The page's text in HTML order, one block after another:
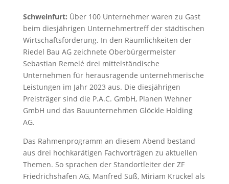
Schweinfurt: Über 100 Unternehmer waren zu Gast
beim diesjährigen Unternehmertreff der städtischen
Wirtschaftsförderung. In den Räumlichkeiten der
Riedel Bau AG zeichnete Oberbürgermeister
Sebastian Remelé drei mittelständische
Unternehmen für herausragende unternehmerische
Leistungen im Jahr 2023 aus. Die diesjährigen
Preisträger sind die P.A.C. GmbH, Planen Wehner
GmbH und das Bauunternehmen Glöckle Holding
AG.
Das Rahmenprogramm an diesem Abend bestand
aus drei hochkarätigen Fachvorträgen zu aktuellen
Themen. So sprachen der Standortleiter der ZF
Friedrichshafen AG, Manfred Süß, Miriam Krückel als